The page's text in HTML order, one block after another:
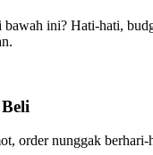
bawah ini? Hati-hati,
order nunggak